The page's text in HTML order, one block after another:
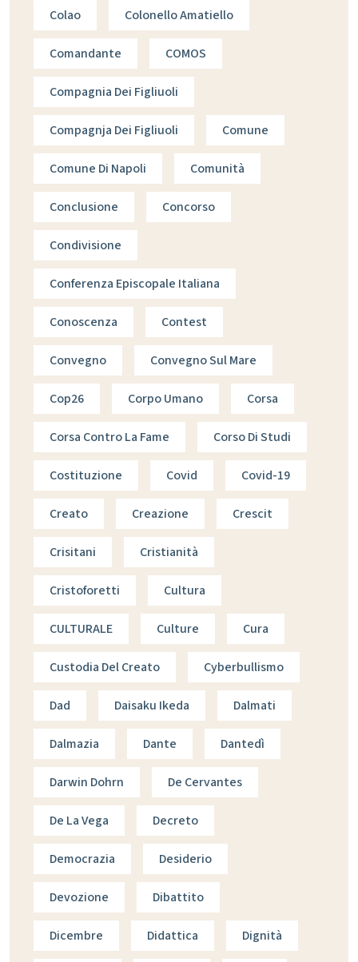
Colao Colonello Amatiello
Comandante COMOS
Compagnia Dei Figliuoli
Compagnja Dei Figliuoli Comune
Comune Di Napoli Comunità
Conclusione Concorso
Condivisione
Conferenza Episcopale Italiana
Conoscenza Contest
Convegno Convegno Sul Mare
Cop26 Corpo Umano Corsa
Corsa Contro La Fame Corso Di Studi
Costituzione Covid Covid-19
Creato Creazione Crescit
Crisitani Cristianità
Cristoforetti Cultura
CULTURALE Culture Cura
Custodia Del Creato Cyberbullismo
Dad Daisaku Ikeda Dalmati
Dalmazia Dante Dantedì
Darwin Dohrn De Cervantes
De La Vega Decreto
Democrazia Desiderio
Devozione Dibattito
Dicembre Didattica Dignità